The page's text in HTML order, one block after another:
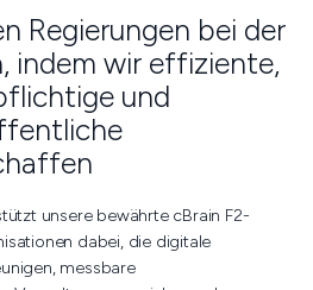
Regierungen bei der
indem wir effiziente,
und
unsere bewährte cBrain F2-
dabei, die digitale
messbare